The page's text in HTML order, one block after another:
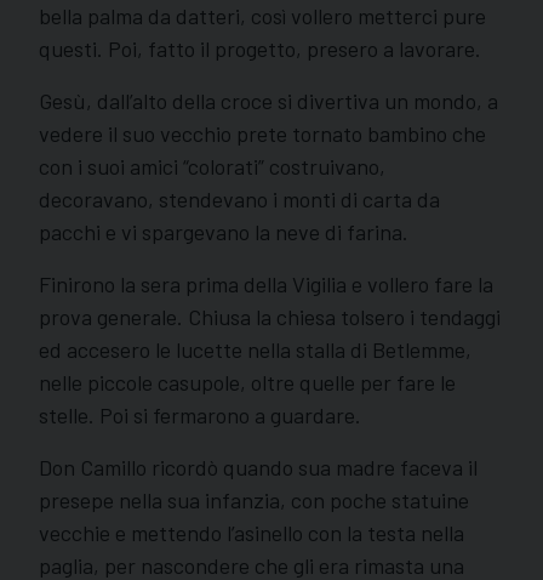
bella palma da datteri, così vollero metterci pure
questi. Poi, fatto il progetto, presero a lavorare.
Gesù, dall’alto della croce si divertiva un mondo, a
vedere il suo vecchio prete tornato bambino che
con i suoi amici “colorati” costruivano,
decoravano, stendevano i monti di carta da
pacchi e vi spargevano la neve di farina.
Finirono la sera prima della Vigilia e vollero fare la
prova generale. Chiusa la chiesa tolsero i tendaggi
ed accesero le lucette nella stalla di Betlemme,
nelle piccole casupole, oltre quelle per fare le
stelle. Poi si fermarono a guardare.
Don Camillo ricordò quando sua madre faceva il
presepe nella sua infanzia, con poche statuine
vecchie e mettendo l’asinello con la testa nella
paglia, per nascondere che gli era rimasta una